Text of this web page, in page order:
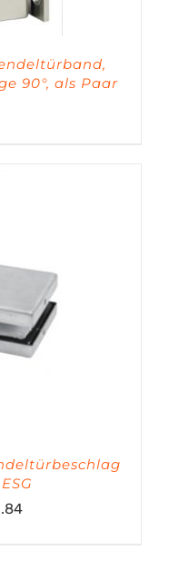
90°, als Paar
Preisspanne: